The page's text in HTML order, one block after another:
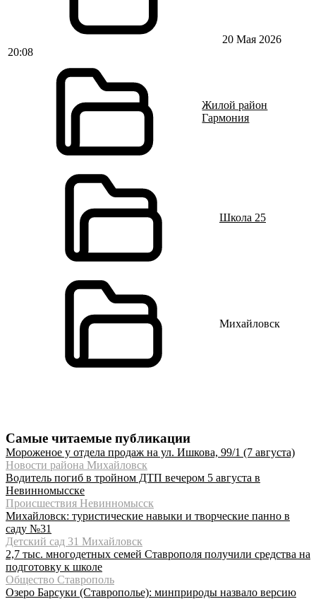
20 Мая 2026
20:08
Жилой район
Гармония
Школа 25
Михайловск
Самые читаемые публикации
Мороженое у отдела продаж на ул. Ишкова, 99/1 (7 августа)
Новости района Михайловск
Водитель погиб в тройном ДТП вечером 5 августа в
Невинномысске
Происшествия Невинномысск
Михайловск: туристические навыки и творческие панно в
саду №31
Детский сад 31 Михайловск
2,7 тыс. многодетных семей Ставрополя получили средства на
подготовку к школе
Общество Ставрополь
Озеро Барсуки (Ставрополье): минприроды назвало версию